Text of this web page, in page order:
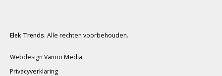
Elek Trends. Alle rechten voorbehouden.
Webdesign Vanoo Media
Privacyverklaring